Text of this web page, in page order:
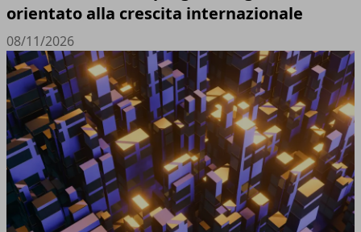
orientato alla crescita internazionale
08/11/2026